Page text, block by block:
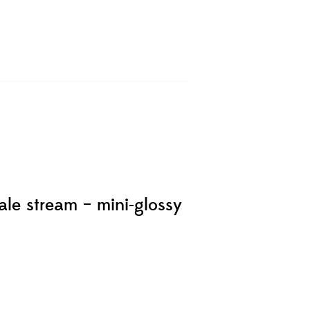
stream – mini-glossy